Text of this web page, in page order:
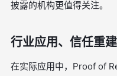
披露的机构更值得关注。
行业应用、信任重
在实际应用中，Proof of